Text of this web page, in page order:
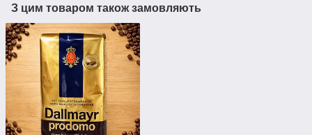
З цим товаром також замовляють